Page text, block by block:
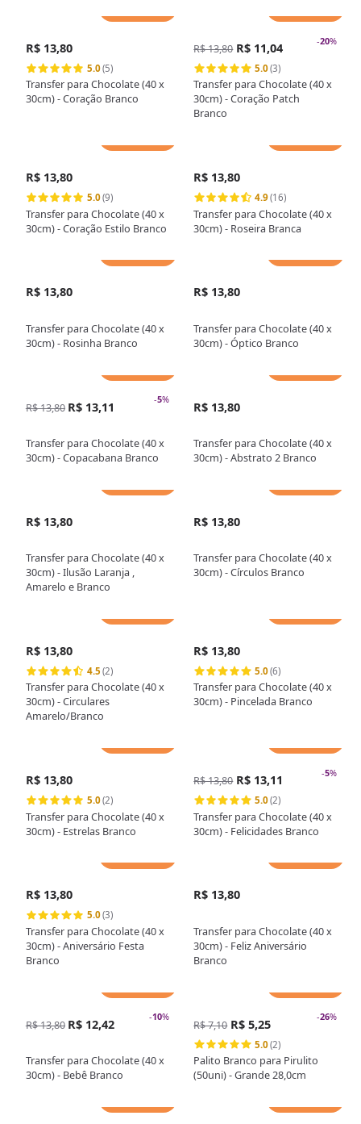
R$ 13,80
5.0(5)
Transfer para Chocolate (40 x
30cm) - Coração Branco
-20%
R$ 13,80 R$ 11,04
5.0(3)
Transfer para Chocolate (40 x
30cm) - Coração Patch
Branco
R$ 13,80
5.0(9)
Transfer para Chocolate (40 x
30cm) - Coração Estilo Branco
R$ 13,80
4.9(16)
Transfer para Chocolate (40 x
30cm) - Roseira Branca
R$ 13,80
Transfer para Chocolate (40 x
30cm) - Rosinha Branco
R$ 13,80
Transfer para Chocolate (40 x
30cm) - Óptico Branco
-5%
R$ 13,80 R$ 13,11
Transfer para Chocolate (40 x
30cm) - Copacabana Branco
R$ 13,80
Transfer para Chocolate (40 x
30cm) - Abstrato 2 Branco
R$ 13,80
Transfer para Chocolate (40 x
30cm) - Ilusão Laranja ,
Amarelo e Branco
R$ 13,80
Transfer para Chocolate (40 x
30cm) - Círculos Branco
R$ 13,80
4.5 (2)
Transfer para Chocolate (40 x
30cm) - Circulares
Amarelo/Branco
R$ 13,80
5.0(6)
Transfer para Chocolate (40 x
30cm) - Pincelada Branco
R$ 13,80
5.0(2)
Transfer para Chocolate (40 x
30cm) - Estrelas Branco
-5%
R$ 13,80 R$ 13,11
5.0(2)
Transfer para Chocolate (40 x
30cm) - Felicidades Branco
R$ 13,80
5.0(3)
Transfer para Chocolate (40 x
30cm) - Aniversário Festa
Branco
R$ 13,80
Transfer para Chocolate (40 x
30cm) - Feliz Aniversário
Branco
-10%
R$ 13,80 R$ 12,42
Transfer para Chocolate (40 x
30cm) - Bebê Branco
-26%
R$ 7,10 R$ 5,25
5.0(2)
Palito Branco para Pirulito
(50uni) - Grande 28,0cm